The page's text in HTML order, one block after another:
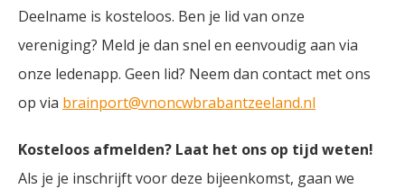
Deelname is kosteloos. Ben je lid van onze
vereniging? Meld je dan snel en eenvoudig aan via
onze ledenapp. Geen lid? Neem dan contact met ons
op via brainport@vnoncwbrabantzeeland.nl
Kosteloos afmelden? Laat het ons op tijd weten!
Als je je inschrijft voor deze bijeenkomst, gaan we